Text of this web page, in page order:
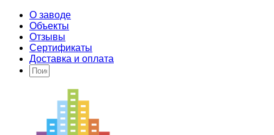
О заводе
Объекты
Отзывы
Сертификаты
Доставка и оплата